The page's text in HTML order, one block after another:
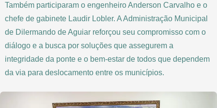
Também participaram o engenheiro Anderson Carvalho e o
chefe de gabinete Laudir Lobler. A Administração Municipal
de Dilermando de Aguiar reforçou seu compromisso com o
diálogo e a busca por soluções que assegurem a
integridade da ponte e o bem-estar de todos que dependem
da via para deslocamento entre os municípios.